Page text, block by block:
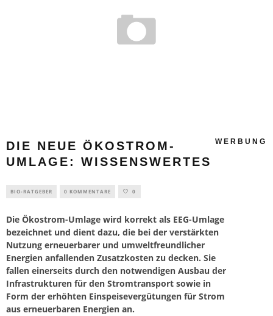
DIE NEUE ÖKOSTROM-
UMLAGE: WISSENSWERTES
WERBUNG
BIO-RATGEBER 0 KOMMENTARE 0
Die Ökostrom-Umlage wird korrekt als EEG-Umlage
bezeichnet und dient dazu, die bei der verstärkten
Nutzung erneuerbarer und umweltfreundlicher
Energien anfallenden Zusatzkosten zu decken. Sie
fallen einerseits durch den notwendigen Ausbau der
Infrastrukturen für den Stromtransport sowie in
Form der erhöhten Einspeisevergütungen für Strom
aus erneuerbaren Energien an.